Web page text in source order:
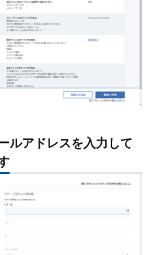
ルアドレスを入力して